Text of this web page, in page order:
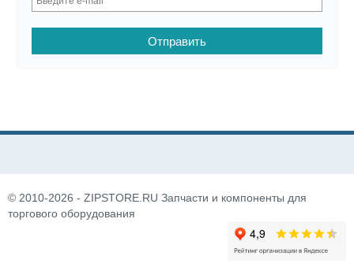
© 2010-2026 - ZIPSTORE.RU Запчасти и компоненты для
торгового оборудования